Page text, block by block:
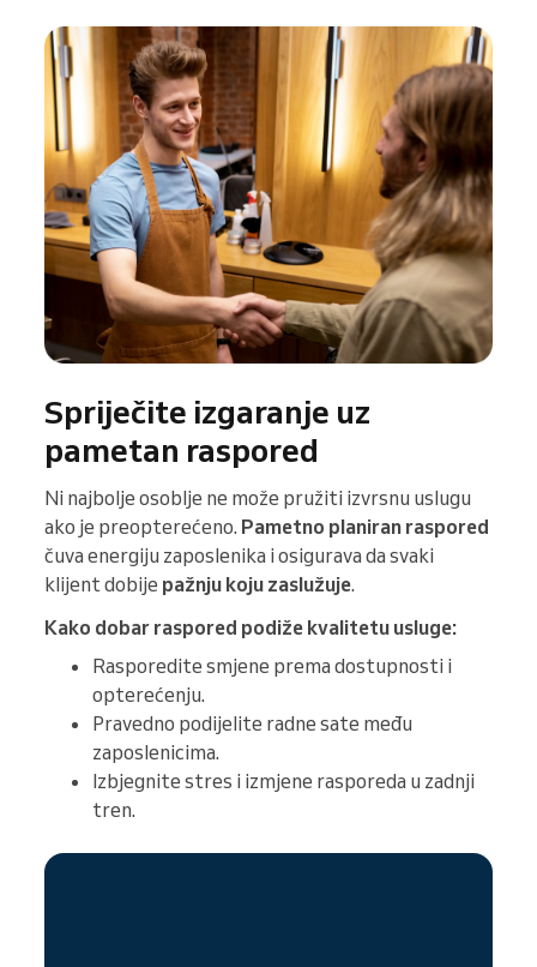
Spriječite izgaranje uz
pametan raspored
Ni najbolje osoblje ne može pružiti izvrsnu uslugu
ako je preopterećeno. Pametno planiran raspored
čuva energiju zaposlenika i osigurava da svaki
klijent dobije pažnju koju zaslužuje.
Kako dobar raspored podiže kvalitetu usluge:
Rasporedite smjene prema dostupnosti i
opterećenju.
Pravedno podijelite radne sate među
zaposlenicima.
Izbjegnite stres i izmjene rasporeda u zadnji
tren.